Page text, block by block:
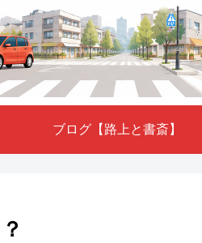
ブログ【路上と書斎】